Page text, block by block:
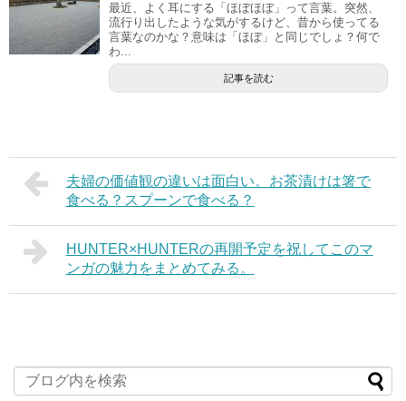
最近、よく耳にする「ほぼほぼ」って言葉。突然、
流行り出したような気がするけど、昔から使ってる
言葉なのかな？意味は「ほぼ」と同じでしょ？何で
わ...
記事を読む
夫婦の価値観の違いは面白い。お茶漬けは箸で
食べる？スプーンで食べる？
HUNTER×HUNTERの再開予定を祝してこのマ
ンガの魅力をまとめてみる。